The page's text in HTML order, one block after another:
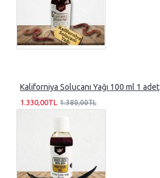
Kaliforniya Solucanı Yağı 100 ml 1 adet
1.330,00TL 1.380,00TL